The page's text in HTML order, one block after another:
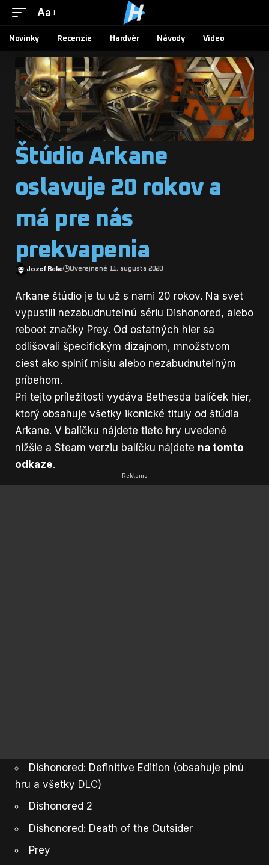
Aa
Novinky Recenzie Hardvér Návody Video
Štúdio Arkane
oslavuje 20 rokov a
má pre nás
prekvapenia
Jozef Beke Uverejnené 11. augusta 2020
Arkane štúdio je tu už s nami 20 rokov. Na svet
vypustili nezabudnuteľnú sériu Dishonored, alebo
reboot značky Prey. Od ostatných hier sa
odlišovali špecifickým dizajnom, množstvom
ciest ako splniť misiu alebo nezabudnuteľným
príbehom.
Pri tejto príležitosti vydáva Bethesda balíček hier,
ktorý obsahuje všetky ikonické tituly od štúdia
Arkane. V balíčku nájdete tieto hry uvedené
nižšie a Steam verziu balíčku nájdete na tomto
odkaze.
- Reklama -
Dishonored: Definitive Edition (obsahuje plnú
hru a všetky DLC)
Dishonored 2
Dishonored: Death of the Outsider
Prey